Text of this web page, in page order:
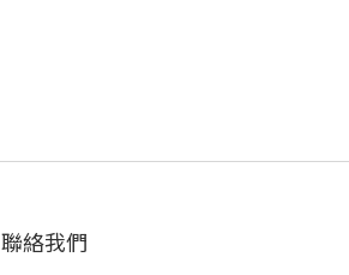
聯絡我們